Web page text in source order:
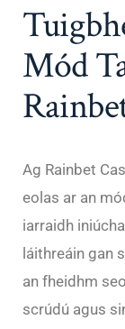
Mód
Ag Rainbet
eolas ar an
iarraidh
láithreáin gan
an fheidhm
scrúdú agus